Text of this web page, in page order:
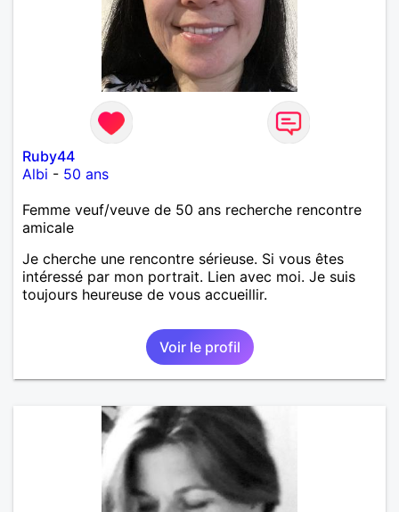
Ruby44
Albi - 50 ans
Femme veuf/veuve de 50 ans recherche rencontre
amicale
Je cherche une rencontre sérieuse. Si vous êtes
intéressé par mon portrait. Lien avec moi. Je suis
toujours heureuse de vous accueillir.
Voir le profil